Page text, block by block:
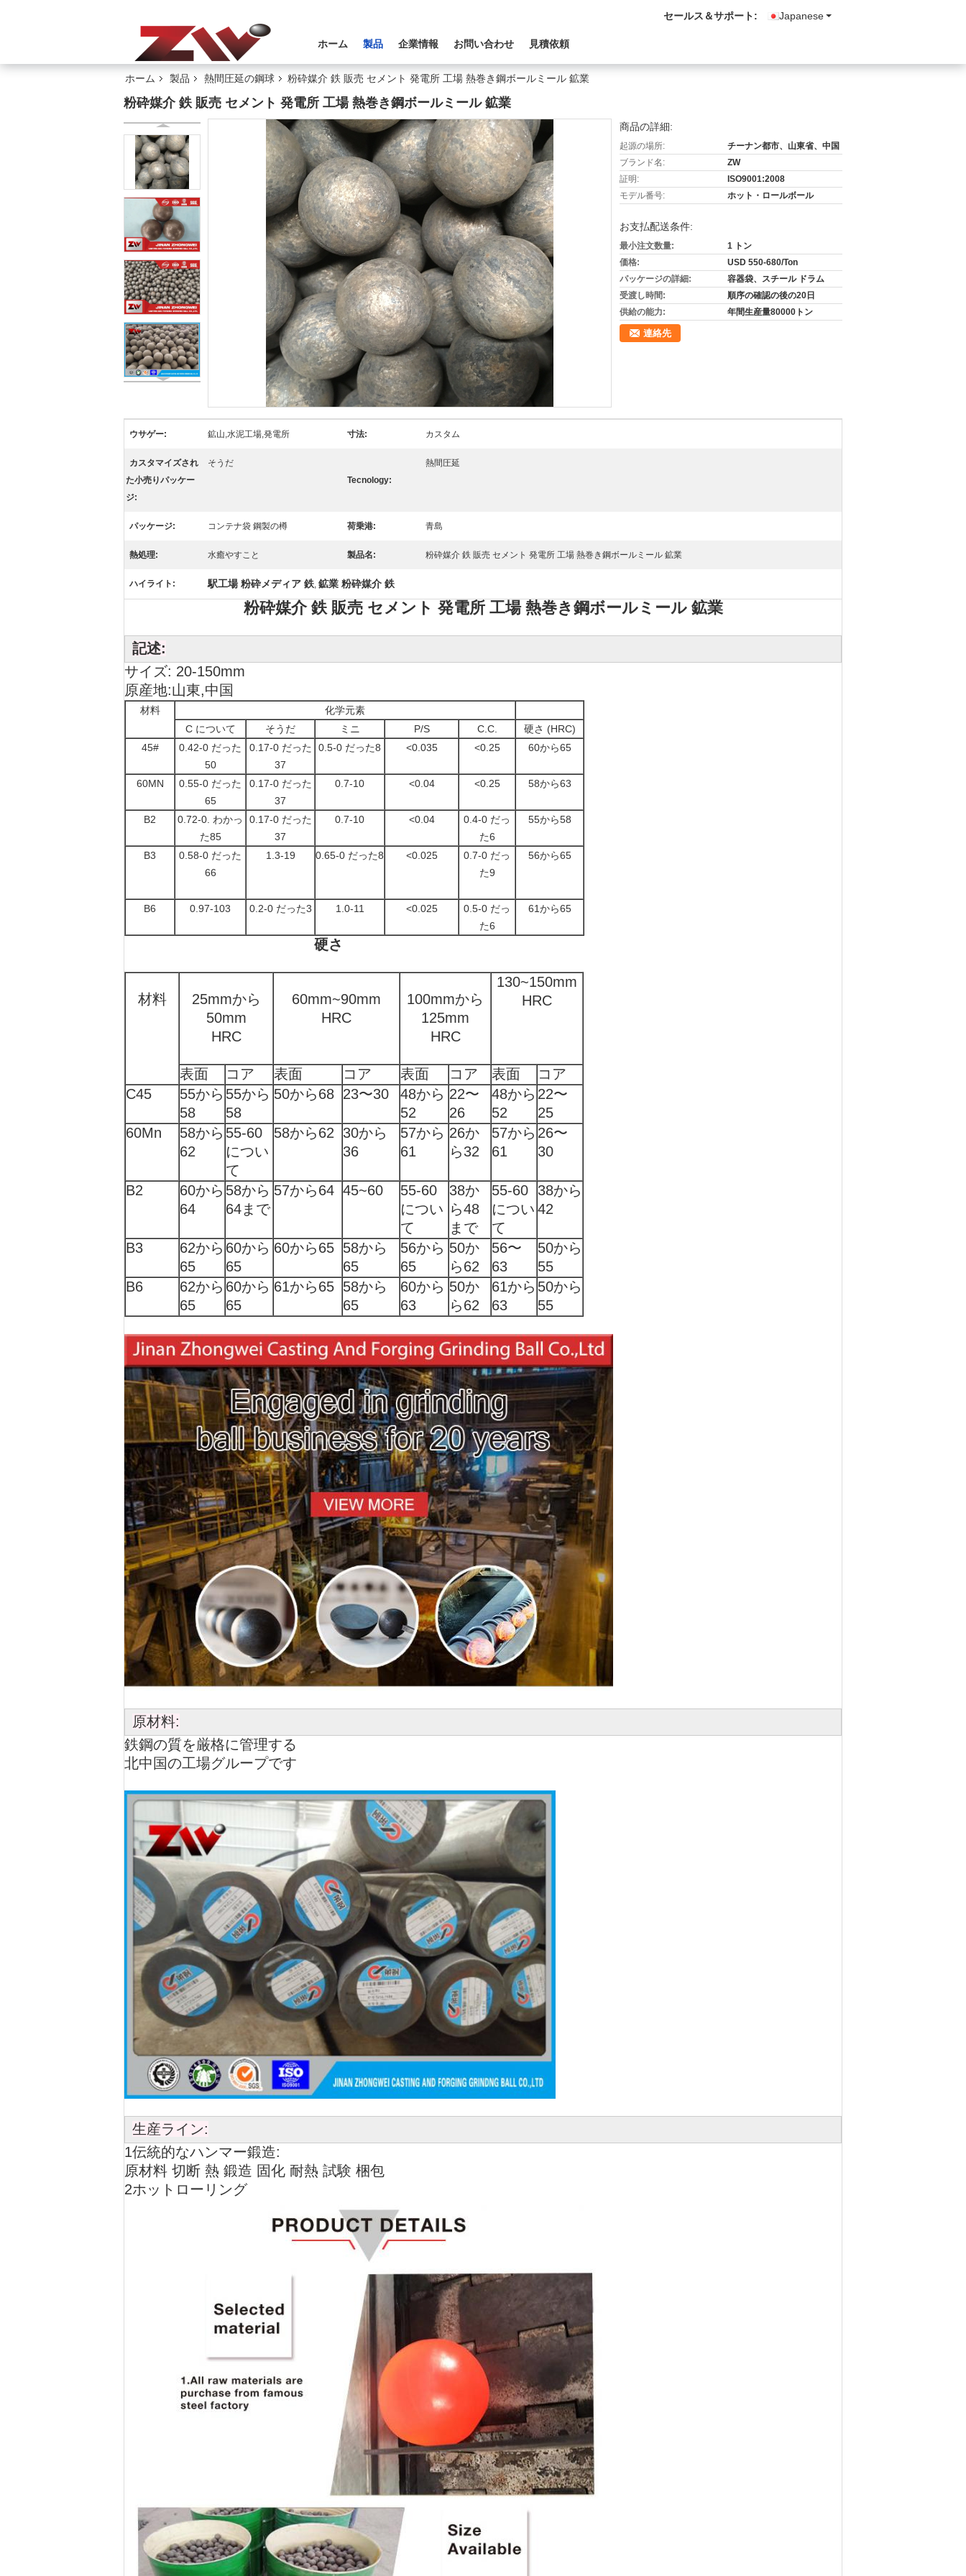
Japanese
セールス＆サポート:
ホーム 製品 企業情報 お問い合わせ 見積依頼
ホーム 製品 熱間圧延の鋼球 粉砕媒介 鉄 販売 セメント 発電所 工場 熱巻き鋼ボールミール 鉱業
粉砕媒介 鉄 販売 セメント 発電所 工場 熱巻き鋼ボールミール 鉱業
商品の詳細:
起源の場所:
チーナン都市、山東省、中国
ブランド名:
ZW
証明:
ISO9001:2008
モデル番号:
ホット・ロールボール
お支払配送条件:
最小注文数量:
1 トン
価格:
USD 550-680/Ton
パッケージの詳細:
容器袋、スチール ドラム
受渡し時間:
順序の確認の後の20日
供給の能力:
年間生産量80000トン
連絡先
ウサゲー: 鉱山,水泥工場,発電所 寸法: カスタム
カスタマイズされ
た小売りパッケー
ジ:
そうだ
Tecnology:
熱間圧延
パッケージ: コンテナ袋 鋼製の樽 荷乗港: 青島
熱処理: 水癒やすこと 製品名: 粉砕媒介 鉄 販売 セメント 発電所 工場 熱巻き鋼ボールミール 鉱業
ハイライト: 駅工場 粉砕メディア 鉄, 鉱業 粉砕媒介 鉄
粉砕媒介 鉄 販売 セメント 発電所 工場 熱巻き鋼ボールミール 鉱業
記述:
サイズ: 20-150mm
原産地:山東,中国
材料
化学元素
C について
そうだ ミニ P/S C.C.
硬さ (HRC)
45#
0.42-0 だった
50
0.17-0 だった
37
0.5-0 だった8 <0.035 <0.25 60から65
60MN
0.55-0 だった
65
0.17-0 だった
37
0.7-10 <0.04 <0.25 58から63
B2
0.72-0. わかっ
た85
0.17-0 だった
37
0.7-10 <0.04
0.4-0 だっ
た6
55から58
B3
0.58-0 だった
66
1.3-19 0.65-0 だった8 <0.025
0.7-0 だっ
た9
56から65
B6 0.97-103 0.2-0 だった3 1.0-11 <0.025
0.5-0 だっ
た6
61から65
硬さ
材料
25mmから
50mm
HRC
60mm~90mm
HRC
100mmから
125mm
HRC
130~150mm
HRC
表面 コア 表面 コア 表面 コア 表面
コア
C45
55から
58
55から
58
50から68 23〜30
48から
52
22〜
26
48から
52
22〜
25
60Mn
58から
62
55-60
につい
て
58から62
30から
36
57から
61
26か
ら32
57から
61
26〜
30
B2
60から
64
58から
64まで
57から64 45~60
55-60
につい
て
38か
ら48
まで
55-60
につい
て
38から
42
B3
62から
65
60から
65
60から65 58から
65
56から
65
50か
ら62
56〜
63
50から
55
B6
62から
65
60から
65
61から65 58から
65
60から
63
50か
ら62
61から
63
50から
55
原材料:
鉄鋼の質を厳格に管理する
北中国の工場グループです
生産ライン:
1伝統的なハンマー鍛造:
原材料 切断 熱 鍛造 固化 耐熱 試験 梱包
2ホットローリング